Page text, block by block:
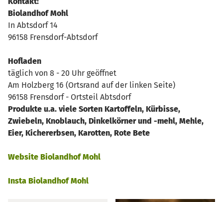
Biolandhof Mohl
In Abtsdorf 14
96158 Frensdorf-Abtsdorf
Hofladen
täglich von 8 - 20 Uhr geöffnet
Am Holzberg 16 (Ortsrand auf der linken Seite)
96158 Frensdorf - Ortsteil Abtsdorf
Produkte u.a. viele Sorten Kartoffeln, Kürbisse,
Zwiebeln, Knoblauch, Dinkelkörner und -mehl, Mehle,
Eier, Kichererbsen, Karotten, Rote Bete
Website Biolandhof Mohl
Insta Biolandhof Mohl